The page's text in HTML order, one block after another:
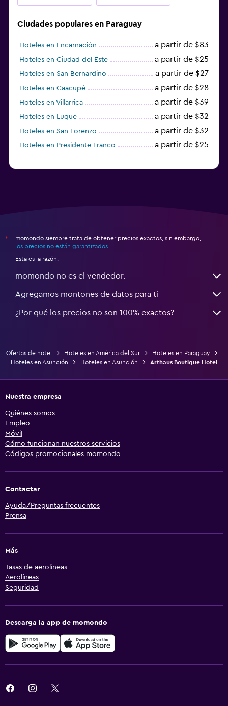
Ciudades populares en Paraguay
Hoteles en Encarnación a partir de $83
Hoteles en Ciudad del Este a partir de $25
Hoteles en San Bernardino a partir de $27
Hoteles en Caacupé a partir de $28
Hoteles en Villarrica a partir de $39
Hoteles en Luque a partir de $32
Hoteles en San Lorenzo a partir de $32
Hoteles en Presidente Franco a partir de $25
*
momondo siempre trata de obtener precios exactos, sin embargo,
los precios no están garantizados
Esta es la razón:
momondo no es el vendedor.
Agregamos montones de datos para ti
¿Por qué los precios no son 100% exactos?
Ofertas de hotel Hoteles en América del Sur
Hoteles en Paraguay
Hoteles en Asunción
Hoteles en Asunción Arthaus Boutique Hotel
Nuestra empresa
Quiénes somos
Empleo
Móvil
Cómo funcionan nuestros servicios
Códigos promocionales momondo
Contactar
Ayuda/Preguntas frecuentes
Prensa
Más
Tasas de aerolíneas
Aerolíneas
Seguridad
Descarga la app de momondo